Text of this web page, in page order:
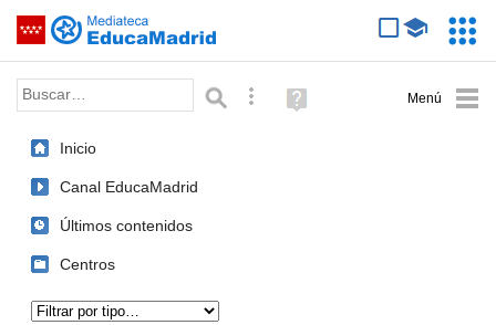
Saltar navegación
Palabra o frase: Búsqueda avanzada
Ayuda
(en
Inicio
Canal EducaMadrid
Últimos contenidos
Centros